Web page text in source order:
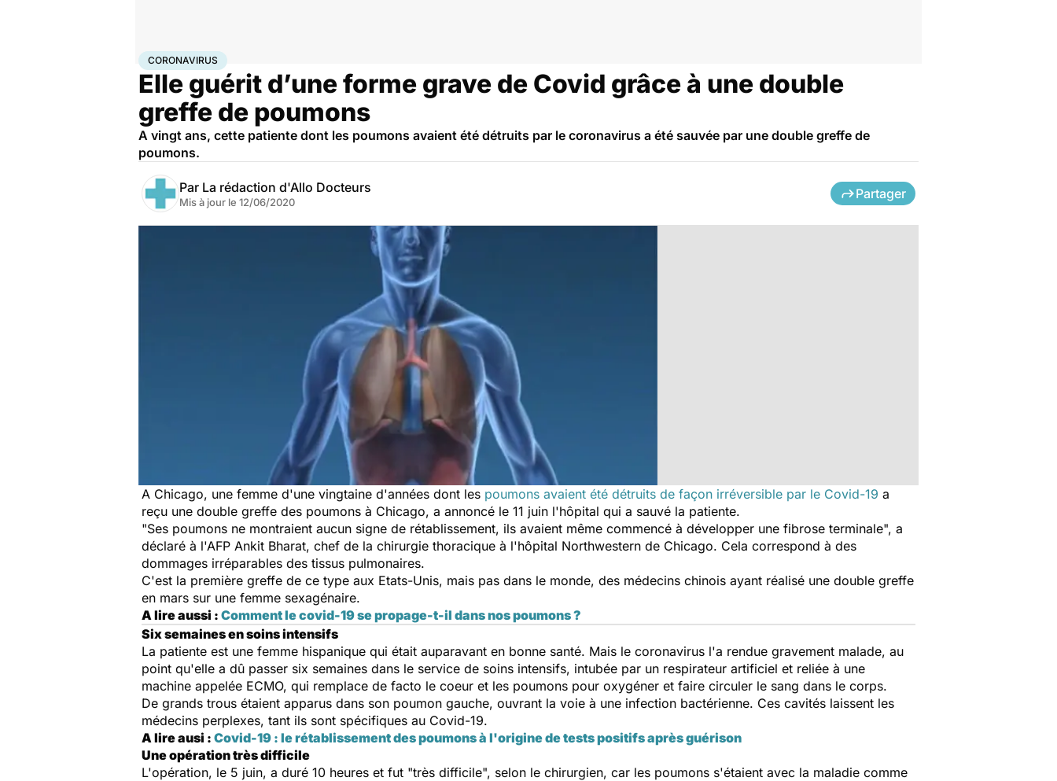
AccueilSantéMaladies
CORONAVIRUS
Elle guérit d’une forme grave de Covid grâce à une double
greffe de poumons
A vingt ans, cette patiente dont les poumons avaient été détruits par le coronavirus a été sauvée par une double greffe de
poumons.
Par La rédaction d'Allo Docteurs
Mis à jour le 12/06/2020
Partager
A Chicago, une femme d'une vingtaine d'années dont les poumons avaient été détruits de façon irréversible par le Covid-19 a
reçu une double greffe des poumons à Chicago, a annoncé le 11 juin l'hôpital qui a sauvé la patiente.
"Ses poumons ne montraient aucun signe de rétablissement, ils avaient même commencé à développer une fibrose terminale", a
déclaré à l'AFP Ankit Bharat, chef de la chirurgie thoracique à l'hôpital Northwestern de Chicago. Cela correspond à des
dommages irréparables des tissus pulmonaires.
C'est la première greffe de ce type aux Etats-Unis, mais pas dans le monde, des médecins chinois ayant réalisé une double greffe
en mars sur une femme sexagénaire.
A lire aussi : Comment le covid-19 se propage-t-il dans nos poumons ?
Six semaines en soins intensifs
La patiente est une femme hispanique qui était auparavant en bonne santé. Mais le coronavirus l'a rendue gravement malade, au
point qu'elle a dû passer six semaines dans le service de soins intensifs, intubée par un respirateur artificiel et reliée à une
machine appelée ECMO, qui remplace de facto le coeur et les poumons pour oxygéner et faire circuler le sang dans le corps.
De grands trous étaient apparus dans son poumon gauche, ouvrant la voie à une infection bactérienne. Ces cavités laissent les
médecins perplexes, tant ils sont spécifiques au Covid-19.
A lire ausi : Covid-19 : le rétablissement des poumons à l'origine de tests positifs après guérison
Une opération très difficile
L'opération, le 5 juin, a duré 10 heures et fut "très difficile", selon le chirurgien, car les poumons s'étaient avec la maladie comme